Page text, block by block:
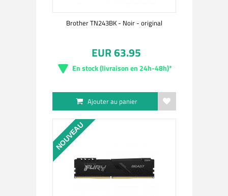
Brother TN243BK - Noir - original
EUR 63.95
En stock (livraison en 24h-48h)*
Ajouter au panier
NOUVEAU